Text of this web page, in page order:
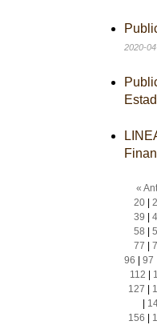
2020-
«
20|
39
58
77
96
97
112
127
156